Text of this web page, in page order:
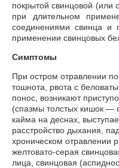
покрытой свинцовой (или
при длительном
соединениями свинца и
применении свинцовых
Симптомы
При остром отравлении
тошнота, рвота с
понос, возникают
(спазмы толстых кишок —
кайма на деснах,
расстройство дыхания,
хроническом отравлении
желтовато-серая
лица, свинцовая